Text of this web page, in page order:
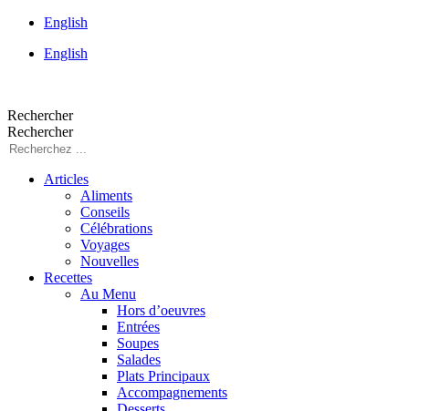
English
English
Rechercher
Rechercher
Articles
Aliments
Conseils
Célébrations
Voyages
Nouvelles
Recettes
Au Menu
Hors d’oeuvres
Entrées
Soupes
Salades
Plats Principaux
Accompagnements